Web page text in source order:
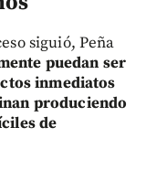
siguió, Peña
puedan ser
inmediatos
produciendo
de